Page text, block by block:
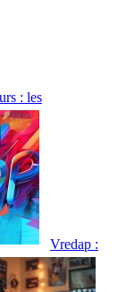
: les
Vredap :